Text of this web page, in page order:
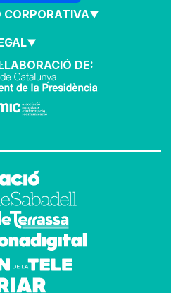
CORPORATIVA
DE: